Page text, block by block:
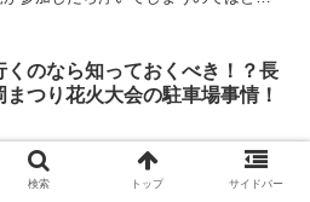
くのなら知っておくべき！？長
まつり花火大会の駐車場事情！
つり花火大会。 全国規模の人
検索 トップ サイドバー